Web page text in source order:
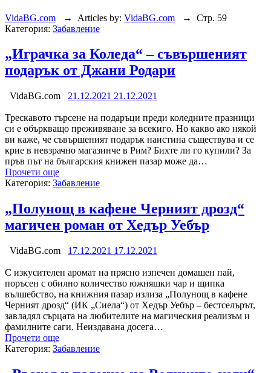
VidaBG.com → Articles by: VidaBG.com → Стр. 59
Категория: Забавление
„Играчка за Коледа“ – съвършеният
подарък от Джани Родари
VidaBG.com 21.12.2021 21.12.2021
Трескавото търсене на подаръци преди коледните празници
си е объркващо преживяване за всекиго. Но какво ако някой
ви каже, че съвършеният подарък наистина съществува и се
крие в невзрачно магазинче в Рим? Бихте ли го купили? За
пръв път на българския книжен пазар може да…
Прочети още
Категория: Забавление
„Полунощ в кафене Черният дрозд“
магичен роман от Хедър Уебър
VidaBG.com 17.12.2021 17.12.2021
С изкусителен аромат на прясно изпечен домашен пай,
поръсен с обилно количество южняшки чар и щипка
вълшебство, на книжния пазар излиза „Полунощ в кафене
Черният дрозд“ (ИК „Сиела“) от Хедър Уебър – бестселърът,
завладял сърцата на любителите на магическия реализъм и
фамилните саги. Неиздавана досега…
Прочети още
Категория: Забавление